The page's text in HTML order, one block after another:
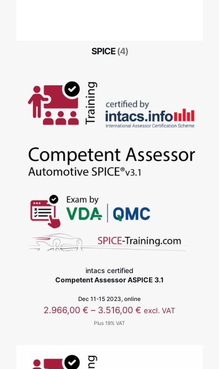
SPICE(4)
intacs certified
Competent Assessor ASPICE 3.1
Dec 11-15 2023, online
2.966,00 € – 3.516,00 € 价
excl. VAT
Plus 19% VAT